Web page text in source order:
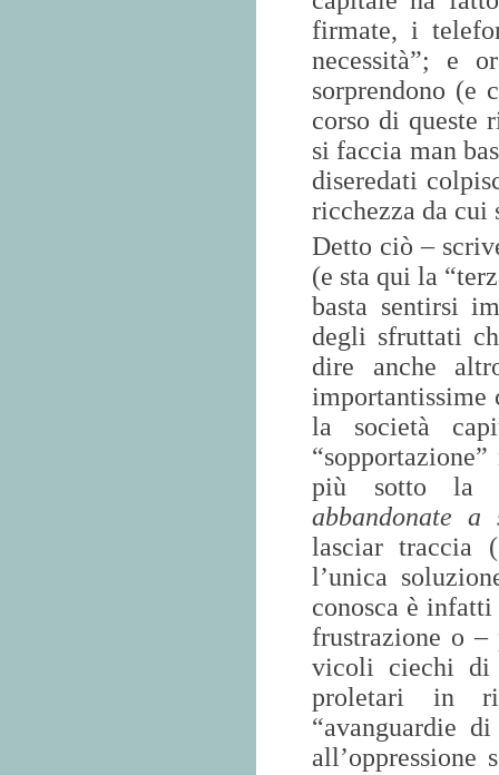
firmate, i
necessità”; e
sorprendono
corso di queste
si faccia man
diseredati
ricchezza da cui
Detto ciò –
(e sta qui la
basta sentirsi
degli sfruttati
dire anche
importantissime
la società
più sotto la
abbandonate a
lasciar traccia
l’unica
conosca è
frustrazione o –
vicoli ciechi di
proletari in
“avanguardie
all’oppressione